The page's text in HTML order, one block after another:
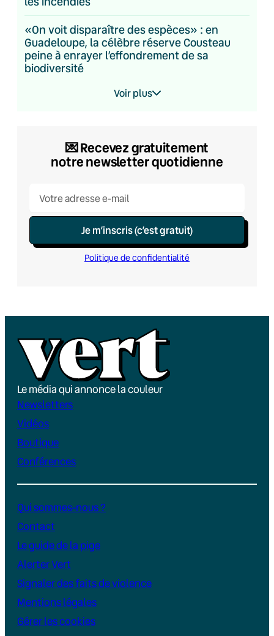
«On voit disparaître des espèces» : en
Guadeloupe, la célèbre réserve Cousteau
peine à enrayer l’effondrement de sa
biodiversité
Voir plus
💌​ Recevez gratuitement
notre newsletter quotidienne
Je m’inscris (c’est gratuit)
Politique de confidentialité
Le média qui annonce la couleur
Newsletters
Vidéos
Boutique
Conférences
Qui sommes-nous ?
Contact
Le guide de la pige
Alerter Vert
Signaler des faits de violence
Mentions légales
Gérer les cookies